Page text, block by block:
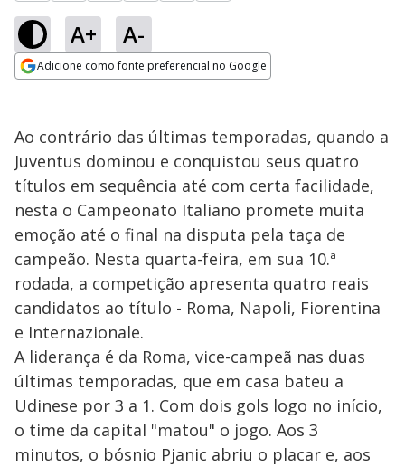
A+ A-
Adicione como fonte preferencial no Google
Ao contrário das últimas temporadas, quando a
Juventus dominou e conquistou seus quatro
títulos em sequência até com certa facilidade,
nesta o Campeonato Italiano promete muita
emoção até o final na disputa pela taça de
campeão. Nesta quarta-feira, em sua 10.ª
rodada, a competição apresenta quatro reais
candidatos ao título - Roma, Napoli, Fiorentina
e Internazionale.
A liderança é da Roma, vice-campeã nas duas
últimas temporadas, que em casa bateu a
Udinese por 3 a 1. Com dois gols logo no início,
o time da capital "matou" o jogo. Aos 3
minutos, o bósnio Pjanic abriu o placar e, aos